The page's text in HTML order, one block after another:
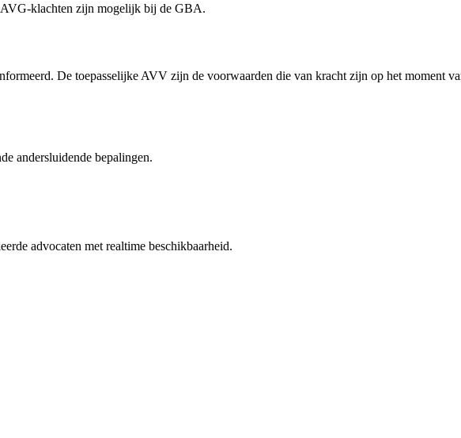
klachten zijn mogelijk bij de GBA.
De toepasselijke AVV zijn de voorwaarden die van kracht zijn op het moment
andersluidende bepalingen.
advocaten met realtime beschikbaarheid.